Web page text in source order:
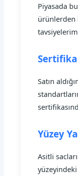
Piyasada
ürünlerden
Satın
Yüzey
Asitli